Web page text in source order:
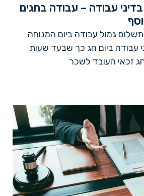
עבודה – עבודה בחגים
גמול עבודה ביום המנוחה
עבודה ביום חג כך שבעד שעות
זכאי העובד לשכר